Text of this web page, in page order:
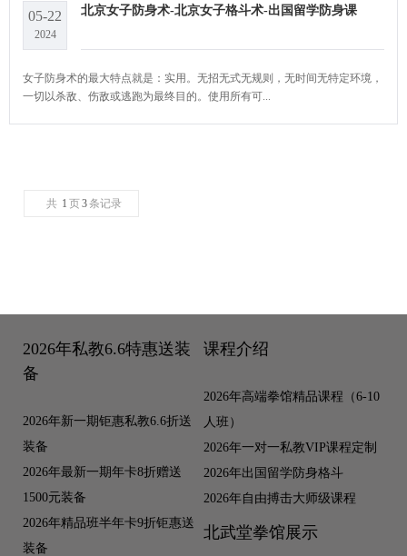
05-22
2024
北京女子防身术-北京女子格斗术-出国留学防身课
女子防身术的最大特点就是：实用。无招无式无规则，无时间无特定环境，
一切以杀敌、伤敌或逃跑为最终目的。使用所有可...
共 1 页3条记录
2026年私教6.6特惠送装
备
2026年新一期钜惠私教6.6折送
装备
2026年最新一期年卡8折赠送
1500元装备
2026年精品班半年卡9折钜惠送
装备
课程介绍
2026年高端拳馆精品课程（6-10
人班）
2026年一对一私教VIP课程定制
2026年出国留学防身格斗
2026年自由搏击大师级课程
北武堂拳馆展示